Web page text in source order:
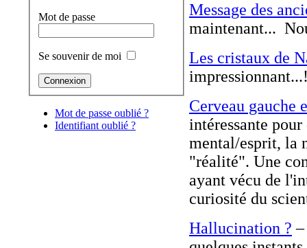
Mot de passe
Se souvenir de moi
Mot de passe oublié ?
Identifiant oublié ?
Message des
maintenant...
Les cristaux de
Cerveau gauche
intéressante
mental/esprit, la
"réalité". Une
ayant vécu de
curiosité du
Hallucination ? –